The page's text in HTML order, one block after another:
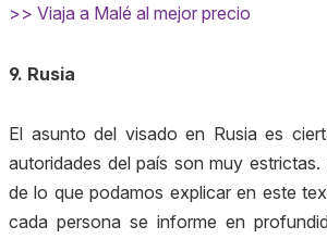
>> Viaja a Malé al mejor precio
9. Rusia
El asunto del visado en Rusia es
autoridades del país son muy
de lo que podamos explicar en este
cada persona se informe en